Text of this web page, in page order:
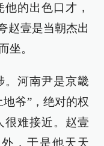
的出色口才，
赵壹是当朝杰出
坐。
。河南尹是京畿
爷”，绝对的权
很难接近。赵壹
，于是他天天